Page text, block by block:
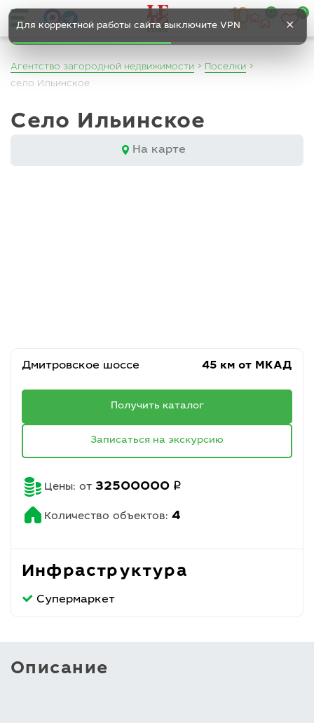
Для корректной работы сайта выключите VPN ✕
0
Агентство загородной недвижимости
Поселки
село Ильинское
село Ильинское
На карте
Дмитровское шоссе 45 км от МКАД
Получить каталог
Записаться на экскурсию
Цены: от 32500000 q
Количество объектов: 4
Инфраструктура
Супермаркет
Описание